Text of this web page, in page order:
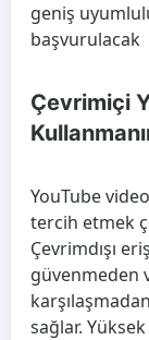
geniş
başvurulacak
Çevrimiçi
YouTube
tercih etmek
Çevrimdışı
güvenmeden
sağlar.